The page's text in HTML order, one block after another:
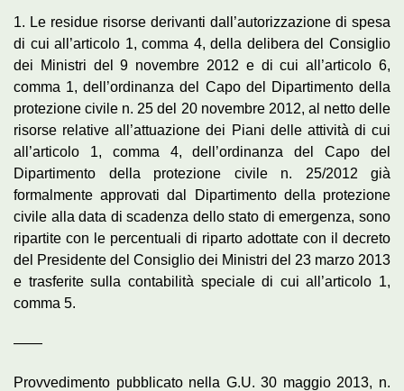
1. Le residue risorse derivanti dall’autorizzazione di spesa
di cui all’articolo 1, comma 4, della delibera del Consiglio
dei Ministri del 9 novembre 2012 e di cui all’articolo 6,
comma 1, dell’ordinanza del Capo del Dipartimento della
protezione civile n. 25 del 20 novembre 2012, al netto delle
risorse relative all’attuazione dei Piani delle attività di cui
all’articolo 1, comma 4, dell’ordinanza del Capo del
Dipartimento della protezione civile n. 25/2012 già
formalmente approvati dal Dipartimento della protezione
civile alla data di scadenza dello stato di emergenza, sono
ripartite con le percentuali di riparto adottate con il decreto
del Presidente del Consiglio dei Ministri del 23 marzo 2013
e trasferite sulla contabilità speciale di cui all’articolo 1,
comma 5.
——
Provvedimento pubblicato nella G.U. 30 maggio 2013, n.